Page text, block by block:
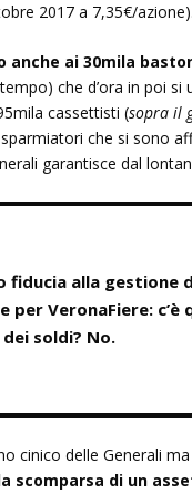
2017 a 7,35€/azione).
anche ai 30mila
che d’ora in poi si
cassettisti (sopra il
che si sono
garantisce dal
fiducia alla gestione
VeronaFiere: c’è
soldi? No.
cinico delle Generali
scomparsa di un